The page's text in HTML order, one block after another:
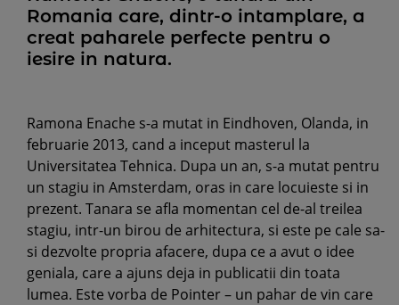
Romania care, dintr-o intamplare, a
creat paharele perfecte pentru o
iesire in natura.
Ramona Enache s-a mutat in Eindhoven, Olanda, in
februarie 2013, cand a inceput masterul la
Universitatea Tehnica. Dupa un an, s-a mutat pentru
un stagiu in Amsterdam, oras in care locuieste si in
prezent. Tanara se afla momentan cel de-al treilea
stagiu, intr-un birou de arhitectura, si este pe cale sa-
si dezvolte propria afacere, dupa ce a avut o idee
geniala, care a ajuns deja in publicatii din toata
lumea. Este vorba de Pointer – un pahar de vin care